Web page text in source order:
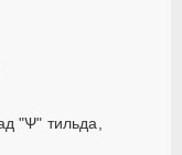
"Ѱ" тильда,